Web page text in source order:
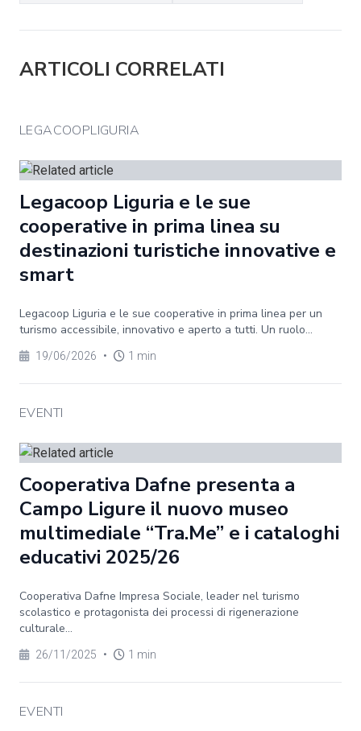
ARTICOLI CORRELATI
LEGACOOPLIGURIA
Legacoop Liguria e le sue
cooperative in prima linea su
destinazioni turistiche innovative e
smart
Legacoop Liguria e le sue cooperative in prima linea per un
turismo accessibile, innovativo e aperto a tutti. Un ruolo...
19/06/2026 • 1 min
EVENTI
Cooperativa Dafne presenta a
Campo Ligure il nuovo museo
multimediale “Tra.Me” e i cataloghi
educativi 2025/26
Cooperativa Dafne Impresa Sociale, leader nel turismo
scolastico e protagonista dei processi di rigenerazione
culturale...
26/11/2025 • 1 min
EVENTI